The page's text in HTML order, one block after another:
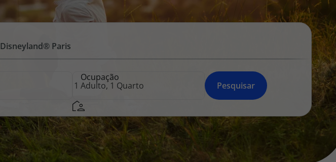
Apoio ao cliente no Estrangeiro
facilidade na marcação das suas viagens, tem ainda ao seu
dispor o nosso call center a funcionar todos os dias úteis das
10:00 às 20:00 e Sábado das 10:00 às 14:00.
Disneyland® Paris
Ocupação
Pesquisar